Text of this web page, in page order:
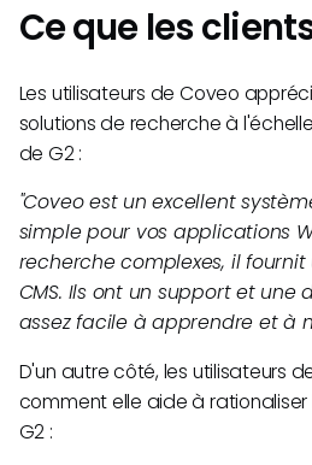
Ce que les
Les utilisateurs de Coveo
solutions de recherche à
de G2 :
"Coveo est un excellent
simple pour vos applications
recherche complexes, il
CMS. Ils ont un support et
assez facile à apprendre et à
D'un autre côté, les utilisateurs
comment elle aide à
G2 :